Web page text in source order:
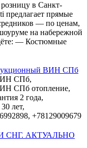
в Санкт-
предлагает прямые
— по ценам,
на набережной
— Костюмные
ВИН СПб
СПб,
СПб отопление,
2 года,
лет,
+78129009679
АКТУАЛЬНО